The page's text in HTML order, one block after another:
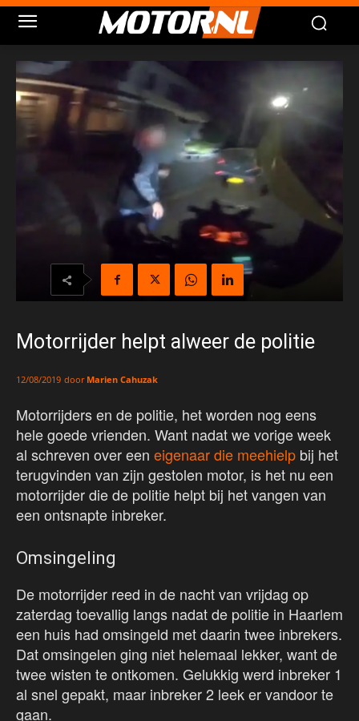
Motorrijder helpt alweer de politie
12/08/2019 door Marien Cahuzak
Motorrijders en de politie, het worden nog eens
hele goede vrienden. Want nadat we vorige week
al schreven over een eigenaar die meehielp bij het
terugvinden van zijn gestolen motor, is het nu een
motorrijder die de politie helpt bij het vangen van
een ontsnapte inbreker.
Omsingeling
De motorrijder reed in de nacht van vrijdag op
zaterdag toevallig langs nadat de politie in Haarlem
een huis had omsingeld met daarin twee inbrekers.
Dat omsingelen ging niet helemaal lekker, want de
twee wisten te ontkomen. Gelukkig werd inbreker 1
al snel gepakt, maar inbreker 2 leek er vandoor te
gaan.